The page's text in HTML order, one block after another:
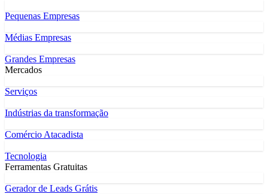
Pequenas Empresas
Médias Empresas
Grandes Empresas
Mercados
Serviços
Indústrias da transformação
Comércio Atacadista
Tecnologia
Ferramentas Gratuitas
Gerador de Leads Grátis